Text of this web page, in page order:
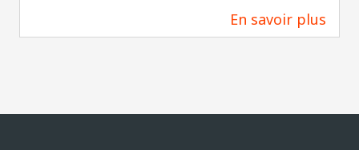
En savoir plus